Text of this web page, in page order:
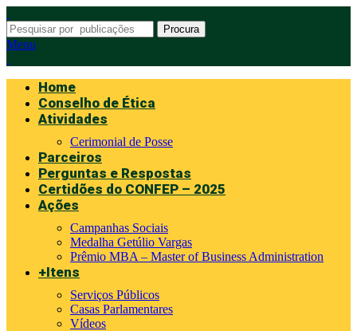
Procura
Menu
Home
Conselho de Ética
Atividades
Cerimonial de Posse
Parceiros
Perguntas e Respostas
Certidões do CONFEP – 2025
Ações
Campanhas Sociais
Medalha Getúlio Vargas
Prêmio MBA – Master of Business Administration
+Itens
Serviços Públicos
Casas Parlamentares
Vídeos